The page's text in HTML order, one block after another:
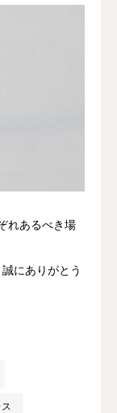
れあるべき場
にありがとう